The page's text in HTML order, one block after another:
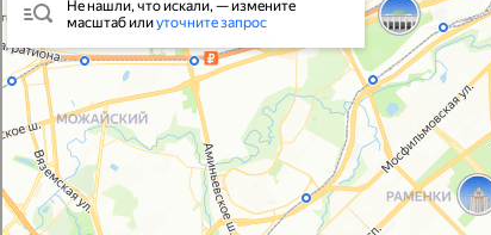
© 2021-2025, ООО "УПАКОВАЛИ ОНЛАЙН"
Упаковать подарок
В личный кабинет